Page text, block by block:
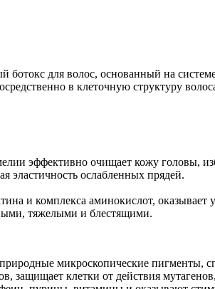
для волос, основанный на
в клеточную структуру
эффективно очищает кожу головы,
эластичность ослабленных прядей.
и комплекса аминокислот,
тяжелыми и блестящими.
микроскопические пигменты,
защищает клетки от действия